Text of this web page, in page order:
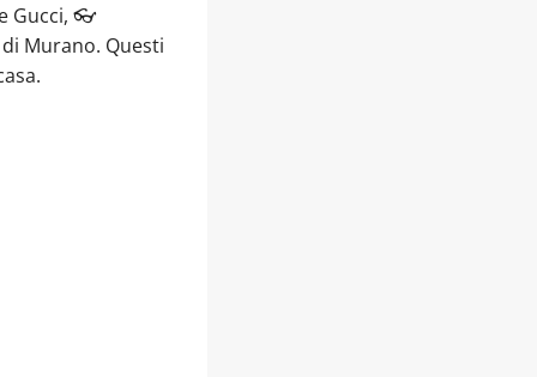
Gucci, 👓
Murano. Questi